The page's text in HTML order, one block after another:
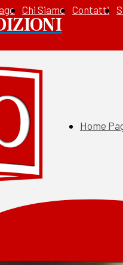
Chi Siamo Contatti
Home